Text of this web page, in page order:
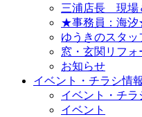
三浦店長 現場
★事務員：海
ゆうきのスタッ
窓・玄関リフォ
お知らせ
イベント・チラシ情報
イベント・チラ
イベント